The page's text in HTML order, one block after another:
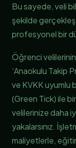
Bu sayede, veli
şekilde
profesyonel bir
Öğrenci
‘Anaokulu Takip
ve KVKK uyumlu
(Green Tick) ile
velilerinize daha
yakalarsınız.
maliyetlerle,